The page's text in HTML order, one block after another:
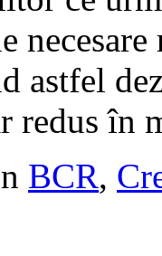
astfel
redus în
BCR,